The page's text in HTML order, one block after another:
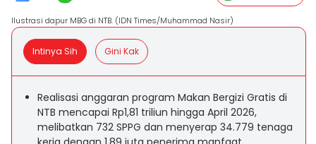
Ilustrasi dapur MBG di NTB. (IDN Times/Muhammad Nasir)
Intinya Sih Gini Kak
Realisasi anggaran program Makan Bergizi Gratis di
NTB mencapai Rp1,81 triliun hingga April 2026,
melibatkan 732 SPPG dan menyerap 34.779 tenaga